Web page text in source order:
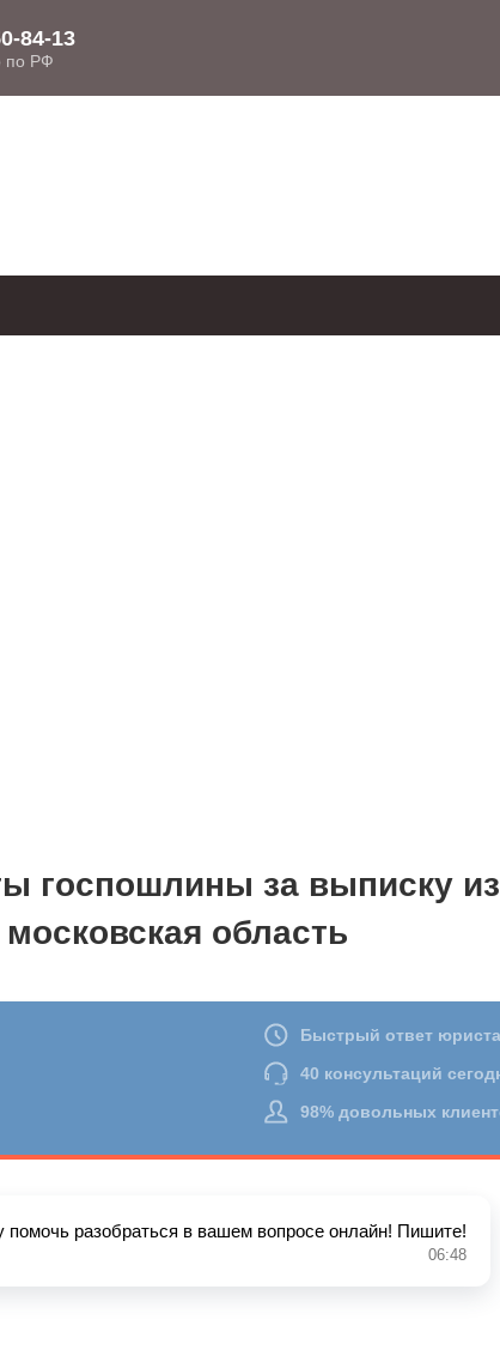
госпошлины за выписку из
область